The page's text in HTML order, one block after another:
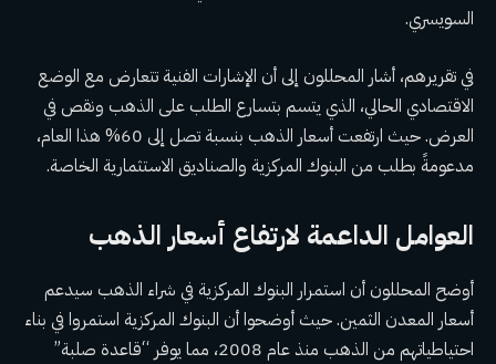
السويسري.
في تقريرهم، أشار المحللون إلى أن الإشارات الفنية تتعارض مع الوضع
الاقتصادي الحالي، الذي يتسم بتسارع الطلب على الذهب ونقص في
العرض. حيث ارتفعت أسعار الذهب بنسبة تصل إلى 60% هذا العام،
مدعومةً بطلب من البنوك المركزية والصناديق الاستثمارية الخاصة.
العوامل الداعمة لارتفاع أسعار الذهب
أوضح المحللون أن استمرار البنوك المركزية في شراء الذهب سيدعم
أسعار المعدن الثمين. حيث أوضحوا أن البنوك المركزية استمروا في بناء
احتياطياتهم من الذهب منذ عام 2008، مما يوفر “قاعدة صلبة”